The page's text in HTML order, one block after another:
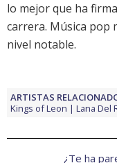
lo mejor que ha
carrera. Música pop
nivel notable.
ARTISTAS
Kings of Leon
Lana Del
¿Te ha